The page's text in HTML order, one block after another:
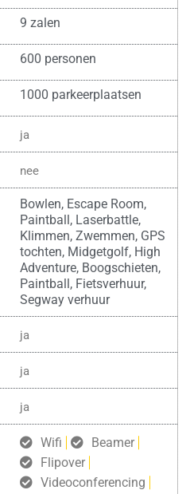
9 zalen
600 personen
1000 parkeerplaatsen
ja
nee
Bowlen, Escape Room,
Paintball, Laserbattle,
Klimmen, Zwemmen, GPS
tochten, Midgetgolf, High
Adventure, Boogschieten,
Paintball, Fietsverhuur,
Segway verhuur
ja
ja
ja
Wifi
Beamer
Flipover
Videoconferencing